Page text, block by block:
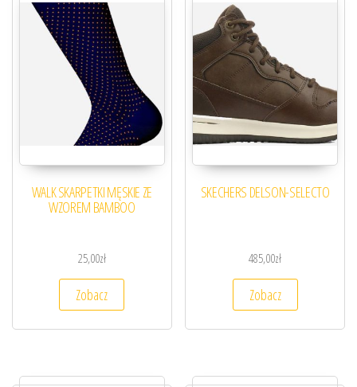
WALK SKARPETKI MĘSKIE ZE
WZOREM BAMBOO
25,00zł
Zobacz
SKECHERS DELSON-SELECTO
485,00zł
Zobacz